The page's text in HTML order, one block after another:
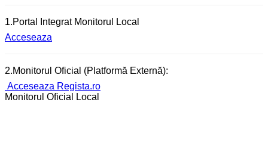
1.Portal Integrat Monitorul Local
Acceseaza
2.Monitorul Oficial (Platformă Externă):
Acceseaza Regista.ro
Monitorul Oficial Local